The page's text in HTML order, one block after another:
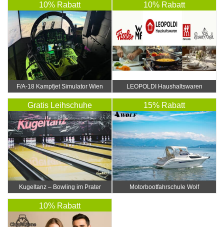
10% Rabatt
F/A-18 Kampfjet Simulator Wien
10% Rabatt
LEOPOLDI Haushaltswaren
Gratis Leihschuhe
Kugeltanz – Bowling im Prater
15% Rabatt
Motorbootfahrschule Wolf
10% Rabatt